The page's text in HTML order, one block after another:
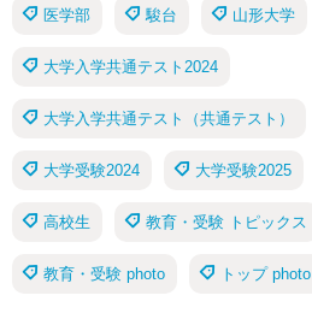
医学部 駿台 山形大学
大学入学共通テスト2024
大学入学共通テスト（共通テスト）
大学受験2024 大学受験2025
高校生 教育・受験 トピックス
教育・受験 photo トップ photo